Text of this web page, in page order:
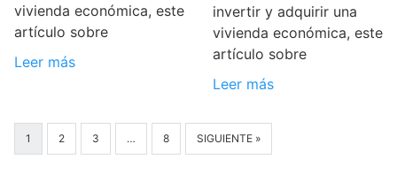
vivienda económica, este
artículo sobre
Leer más
invertir y adquirir una
vivienda económica, este
artículo sobre
Leer más
1 2 3 … 8 SIGUIENTE »